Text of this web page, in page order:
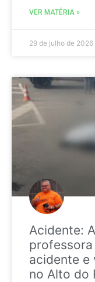
VER MATÉRIA »
29 de julho de 2026
Acidente:
acidente e
no Alto do